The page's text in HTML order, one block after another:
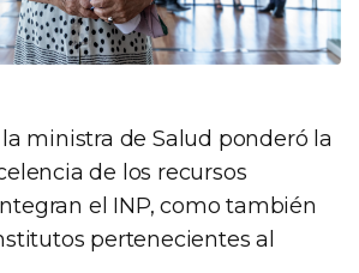
ministra de Salud ponderó la
de los recursos
el INP, como también
pertenecientes al